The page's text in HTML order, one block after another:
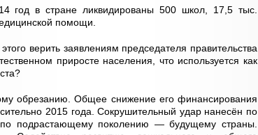
год в стране ликвидированы 500 школ, 17,5 тыс.
помощи.
верить заявлениям председателя правительства
приросте населения, что используется как
обрезанию. Общее снижение его финансирования
2015 года. Сокрушительный удар нанесён по
подрастающему поколению — будущему страны.